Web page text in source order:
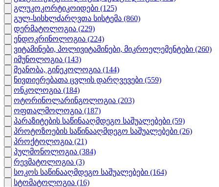
გლუკოკორტიკოიდები (125)
გულ-სისხლძარღვთა სისტემა (860)
დერმატოლოგია (229)
ენდოკრინოლოგია (224)
ვიტამინები, პოლივიტამინები, მიკროელემენტები (260)
იმუნოლოგია (143)
მეანობა, გინეკოლოგია (144)
ნივთიერებათა ცვლის დარღვევები (559)
ონკოლოგია (184)
ოტორინოლარინგოლოგია (203)
ოფთალმოლოგია (187)
პარაზიტების საწინააღმდეგო საშუალებები (59)
პროტოზოების საწინააღმდეგო საშუალებები (26)
პროქტოლოგია (21)
პულმონოლოგია (384)
რევმატოლოგია (3)
სოკოს საწინააღმდეგო საშუალებები (164)
სტომატოლოგია (16)